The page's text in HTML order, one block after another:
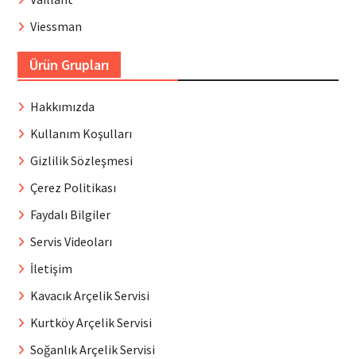
Viessman
Ürün Grupları
Hakkımızda
Kullanım Koşulları
Gizlilik Sözleşmesi
Çerez Politikası
Faydalı Bilgiler
Servis Videoları
İletişim
Kavacık Arçelik Servisi
Kurtköy Arçelik Servisi
Soğanlık Arçelik Servisi